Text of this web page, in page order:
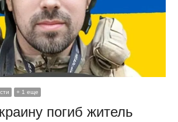
+ 1 еще
погиб житель